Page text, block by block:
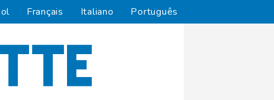
Français Italiano Português